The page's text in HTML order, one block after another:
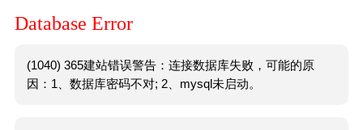
Database Error
(1040) 365建站错误警告：连接数据库失败，可能的原
因：1、数据库密码不对; 2、mysql未启动。